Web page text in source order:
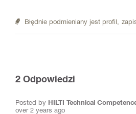
Błędnie podmieniany jest profil,
2 Odpowiedzi
Posted by HILTI Technical
over 2 years ago